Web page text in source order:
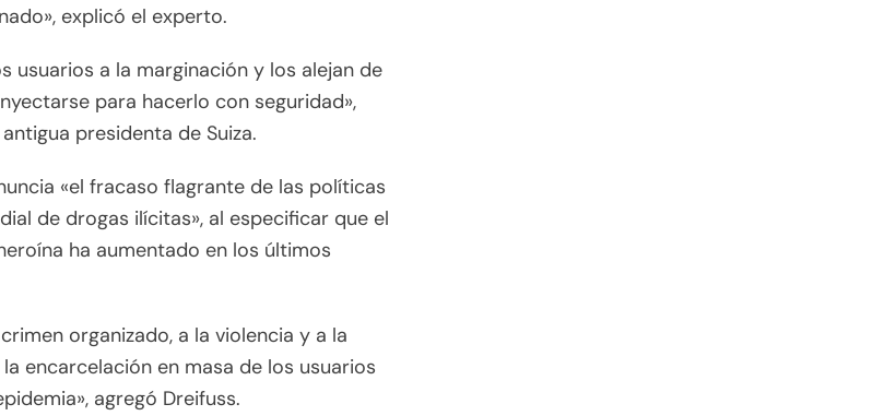
explicó el experto.
usuarios a la marginación y los alejan de
para hacerlo con seguridad»,
presidenta de Suiza.
«el fracaso flagrante de las políticas
de drogas ilícitas», al especificar que el
ha aumentado en los últimos
organizado, a la violencia y a la
encarcelación en masa de los usuarios
agregó Dreifuss.